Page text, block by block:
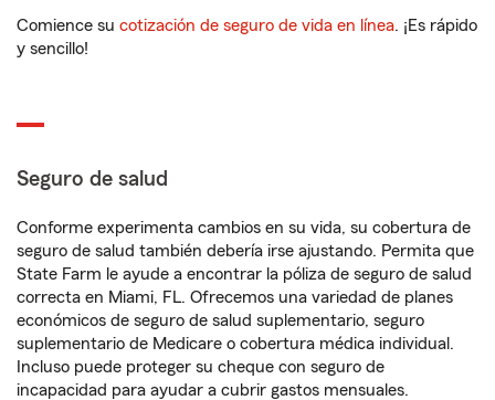
Comience su cotización de seguro de vida en línea. ¡Es rápido
y sencillo!
Seguro de salud
Conforme experimenta cambios en su vida, su cobertura de
seguro de salud también debería irse ajustando. Permita que
State Farm le ayude a encontrar la póliza de seguro de salud
correcta en Miami, FL. Ofrecemos una variedad de planes
económicos de seguro de salud suplementario, seguro
suplementario de Medicare o cobertura médica individual.
Incluso puede proteger su cheque con seguro de
incapacidad para ayudar a cubrir gastos mensuales.